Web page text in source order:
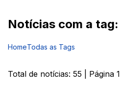
Notícias com a tag:
HomeTodas as Tags
Total de notícias: 55 | Página 1